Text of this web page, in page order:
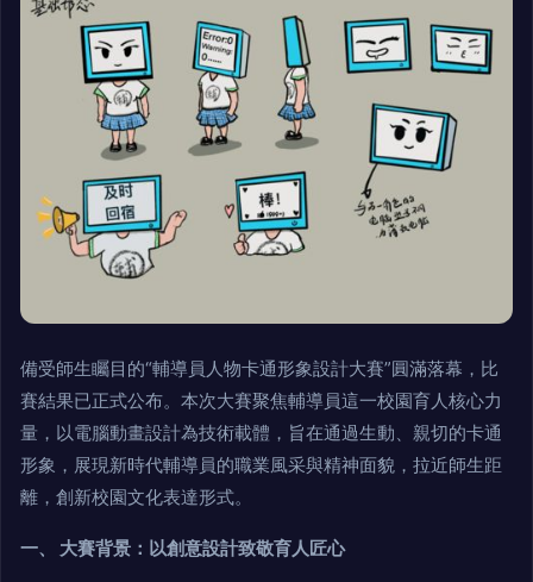
備受師生矚目的“輔導員人物卡通形象設計大賽”圓滿落幕，比
賽結果已正式公布。本次大賽聚焦輔導員這一校園育人核心力
量，以電腦動畫設計為技術載體，旨在通過生動、親切的卡通
形象，展現新時代輔導員的職業風采與精神面貌，拉近師生距
離，創新校園文化表達形式。
一、 大賽背景：以創意設計致敬育人匠心